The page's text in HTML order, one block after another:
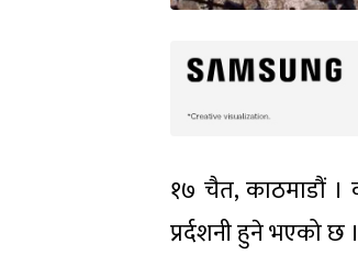
१७ चैत, काठमाडौं ।
प्रर्दशनी हुने भएको छ ।